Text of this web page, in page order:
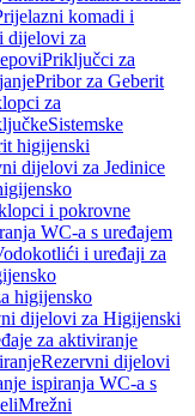
komadi i
dijelovi za
Priključci za
Pribor za Geberit
za
Sistemske
higijenski
dijelovi za Jedinice
i pokrovne
WC-a s uređajem
i uređaji za
higijensko
dijelovi za Higijenski
za aktiviranje
Rezervni dijelovi
ispiranja WC-a s
Mrežni